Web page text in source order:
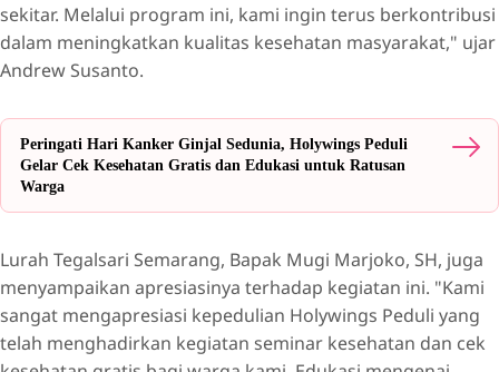
sekitar. Melalui program ini, kami ingin terus berkontribusi
dalam meningkatkan kualitas kesehatan masyarakat," ujar
Andrew Susanto.
Peringati Hari Kanker Ginjal Sedunia, Holywings Peduli
Gelar Cek Kesehatan Gratis dan Edukasi untuk Ratusan
Warga
Lurah Tegalsari Semarang, Bapak Mugi Marjoko, SH, juga
menyampaikan apresiasinya terhadap kegiatan ini. "Kami
sangat mengapresiasi kepedulian Holywings Peduli yang
telah menghadirkan kegiatan seminar kesehatan dan cek